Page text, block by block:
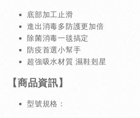
底部加工止滑
進出消毒多防護更加倍
除菌消毒一毯搞定
防疫首選小幫手
超強吸水材質 濕鞋剋星
【商品資訊】
型號規格：